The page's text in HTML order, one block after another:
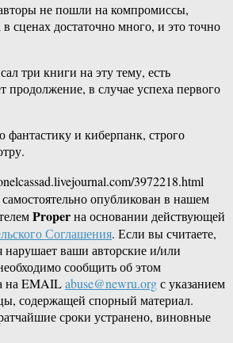
не пошли на компромиссы,
сценах достаточно много, и это точно
три книги на эту тему, есть
продолжение, в случае успеха первого
и киберпанк, строго
3972218.html
опубликован в нашем
Properна основании действующей
Соглашения. Если вы считаете,
нарушает ваши авторские и/или
сообщить об этом
на EMAILabuse@newru.orgс указанием
содержащей спорный материал.
сроки устранено, виновные